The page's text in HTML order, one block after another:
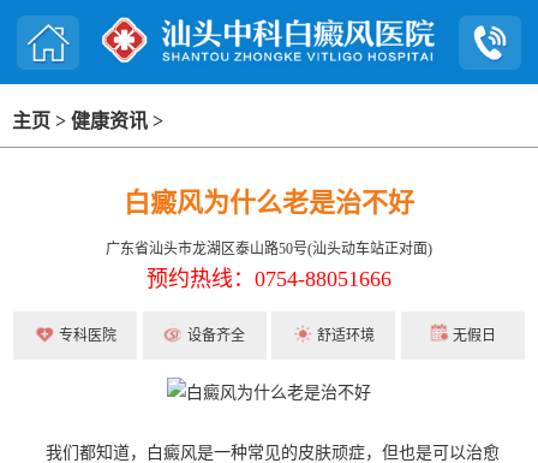
主页 > 健康资讯 >
白癜风为什么老是治不好
广东省汕头市龙湖区泰山路50号(汕头动车站正对面)
预约热线：0754-88051666
专科医院 设备齐全 舒适环境 无假日
我们都知道，白癜风是一种常见的皮肤顽症，但也是可以治愈